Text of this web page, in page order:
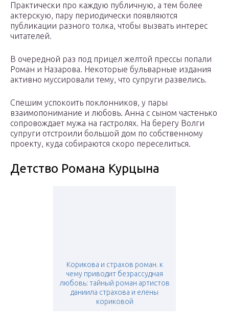
Практически про каждую публичную, а тем более
актерскую, пару периодически появляются
публикации разного толка, чтобы вызвать интерес
читателей.
В очередной раз под прицел желтой прессы попали
Роман и Назарова. Некоторые бульварные издания
активно муссировали тему, что супруги развелись.
Спешим успокоить поклонников, у пары
взаимопонимание и любовь. Анна с сыном частенько
сопровождает мужа на гастролях. На берегу Волги
супруги отстроили большой дом по собственному
проекту, куда собираются скоро переселиться.
Детство Романа Курцына
Корикова и страхов роман. к
чему приводит безрассудная
любовь: тайный роман артистов
даниила страхова и елены
кориковой